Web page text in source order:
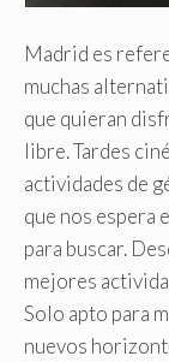
Madrid es
muchas
que quieran
libre. Tardes
actividades de
que nos espera
para buscar.
mejores
Solo apto para
nuevos